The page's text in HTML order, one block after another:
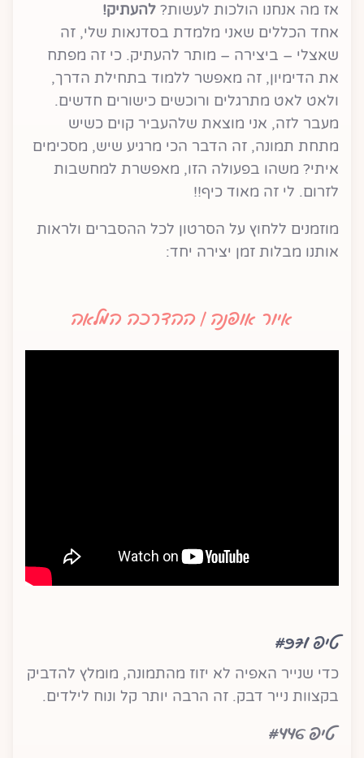
אז מה אנחנו הולכות לעשות?להעתיק!
אחד הכללים שאני מלמדת בסדנאות שלי, זה
שאצלי – ביצירה – מותר להעתיק. כי זה מפתח
את הדימיון, זה מאפשר ללמוד בתחילת הדרך,
ולאט לאט מתרגלים ורוכשים כישורים חדשים.
מעבר לזה, אני מוצאת שלהעביר קוים כשיש
מתחת תמונה, זה הדבר הכי מרגיע שיש, מסכימים
איתי? משהו בפעולה הזו, מאפשרת למחשבות
לזרום. לי זה מאוד כיף!!
מוזמנים ללחוץ על הסרטון לכל ההסברים ולראות
אותנו מבלות זמן יצירה יחד:
איור אופנה | ההדרכה המלאה
טיפ #971
כדי שנייר האפיה לא יזוז מהתמונה, מומלץ להדביק
בקצוות נייר דבק. זה הרבה יותר קל ונוח לילדים.
טיפ #446